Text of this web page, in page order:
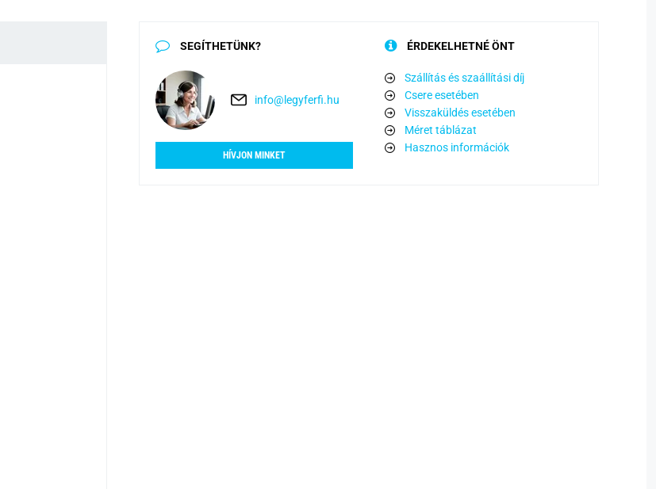
SEGÍTHETÜNK?
info@legyferfi.hu
HÍVJON MINKET
ÉRDEKELHETNÉ ÖNT
Szállítás és szaállítási díj
Csere esetében
Visszaküldés esetében
Méret táblázat
Hasznos információk